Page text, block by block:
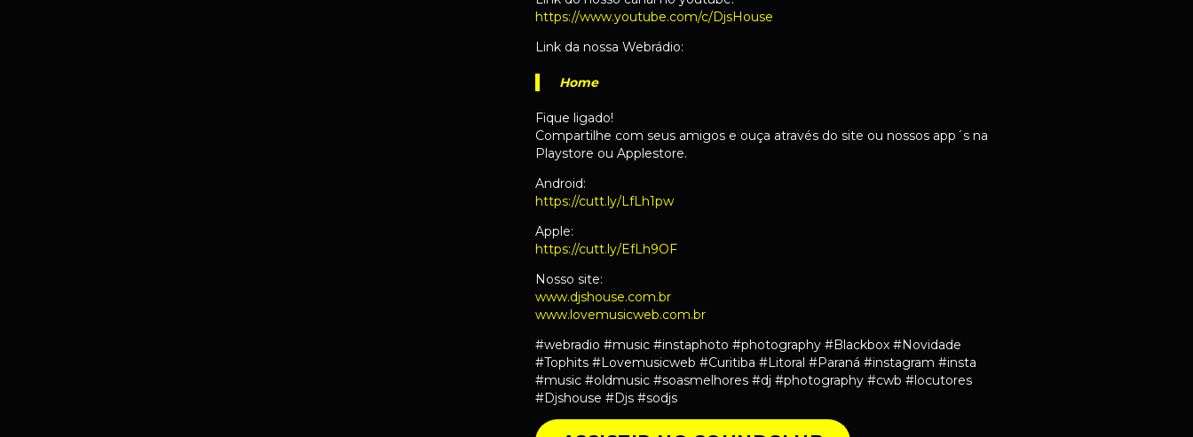
https://www.youtube.com/c/DjsHouse
Link da nossa Webrádio:
Home
Fique ligado!
Compartilhe com seus amigos e ouça através do site ou nossos app´s na
Playstore ou Applestore.
Android:
https://cutt.ly/LfLh1pw
Apple:
https://cutt.ly/EfLh9OF
Nosso site:
www.djshouse.com.br
www.lovemusicweb.com.br
#webradio #music #instaphoto #photography #Blackbox #Novidade
#Tophits #Lovemusicweb #Curitiba #Litoral #Paraná #instagram #insta
#music #oldmusic #soasmelhores #dj #photography #cwb #locutores
#Djshouse #Djs #sodjs